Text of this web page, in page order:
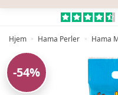
Hjem » Hama Perler » Hama
-54%